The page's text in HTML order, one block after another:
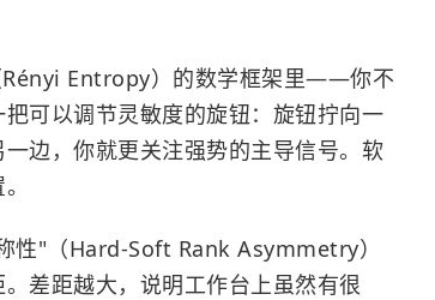
Rényi Entropy）的数学框架里——你不
可以调节灵敏度的旋钮：旋钮拧向一
边，你就更关注强势的主导信号。软
性"（Hard-Soft Rank Asymmetry）
差距越大，说明工作台上虽然有很